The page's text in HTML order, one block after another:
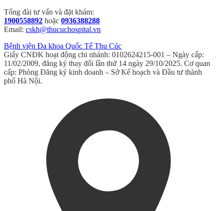
Tổng đài tư vấn và đặt khám:
1900558892 hoặc 0936388288
Email: cskh@thucuchospital.vn
Bệnh viện Đa khoa Quốc Tế Thu Cúc
Giấy CNĐK hoạt động chi nhánh: 0102624215-001 – Ngày cấp:
11/02/2009, đăng ký thay đổi lần thứ 14 ngày 29/10/2025. Cơ quan
cấp: Phòng Đăng ký kinh doanh – Sở Kế hoạch và Đầu tư thành
phố Hà Nội.